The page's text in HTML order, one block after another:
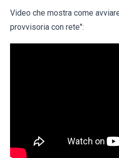
Video che mostra come
provvisoria con rete":